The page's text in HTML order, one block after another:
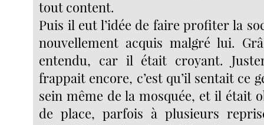
tout content.
Puis il eut l’idée de faire profiter la
nouvellement acquis malgré lui.
entendu, car il était croyant.
frappait encore, c’est qu’il sentait ce
sein même de la mosquée, et il était
de place, parfois à plusieurs